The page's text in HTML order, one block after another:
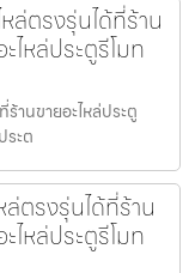
ล่ตรงรุ่นได้ที่ร้าน
ไหล่ประตูรีโมท
านขายอะไหล่ประตู
ระต
ตรงรุ่นได้ที่ร้าน
ไหล่ประตูรีโมท